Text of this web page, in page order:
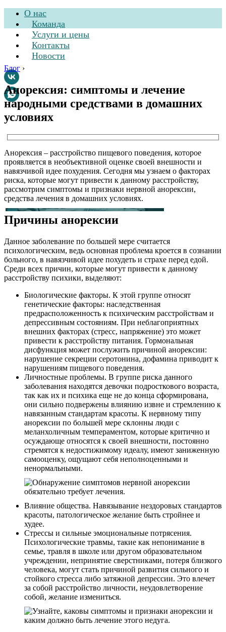
О нас
Команда
Услуги и цены
Контакты
Новости
Стоматологическая
Блог ›
Анорексия: симптомы и лечение
народными средствами в домашних
условиях
Анорексия – расстройство пищевого поведения, которое
проявляется в необъективной оценке своей внешности и
навязчивой идее похудения. Сегодня мы узнаем о факторах
риска, которые могут привести к данному расстройству,
рассмотрим симптомы и признаки нервной анорексии,
средства лечения в домашних условиях.
Причины анорексии
Данное заболевание по большей мере считается
психологическим, ведь основная проблема кроется в сознании
больного, в навязчивой идее похудеть и страхе перед едой.
Среди всех причин, которые могут привести к данному
расстройству психики, выделяют:
Биологические факторы. К этой группе относят
генетические факторы: наследственная
предрасположенность к психическим расстройствам и
депрессивным состояниям. При неблагоприятных
внешних факторах (стресс, напряжение) это может
привести к расстройству питания. Гормональная
дисфункция может послужить причиной анорексии:
нарушение секреции серотонина, дофамина приводит к
нарушениям пищевого поведения.
Личностные проблемы. В группе риска данного
заболевания находятся девочки подросткового возраста,
так как их и психика еще не до конца сформирована,
они сильно подвержены влиянию извне и стремлению к
навязанным стандартам красоты. К нервному типу
анорексии по большей мере склонны люди с
меланхоличным темпераментом, которые критично и
осуждающе относятся к своей внешности, постоянно
стремятся к недостижимому идеалу, имеют заниженную
самооценку, ощущают себя неполноценными и
ненормальными.
Влияние общества. Навязывание нездоровых стандартов
красоты, патологическое желание быть стройнее и
худее.
Стрессы и сильные эмоциональные потрясения.
Психологические травмы, такие как непонимание в
семье, травля в школе или другом образовательном
учреждении, непринятие сверстниками, потеря близкого
человека, могут стать причиной развития сильного и
стойкого стресса либо затяжной депрессии. Это влечет
за собой расстройство личности, неудовлетворение
собой, желание измениться.